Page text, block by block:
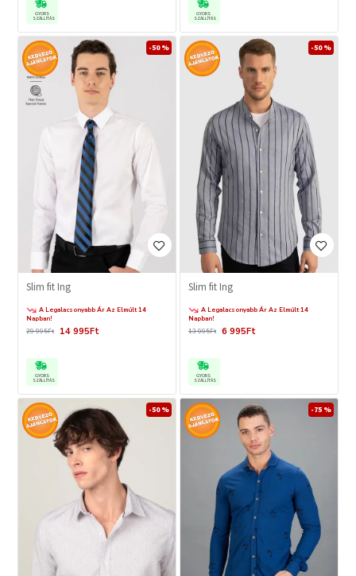
GYORS
SZÁLLÍTÁS
GYORS
SZÁLLÍTÁS
-50 %
Slim fit Ing
A Legalacsonyabb Ár Az Elmúlt 14
Napban!
14 995Ft
29 995Ft
GYORS
SZÁLLÍTÁS
-50 %
Slim fit Ing
A Legalacsonyabb Ár Az Elmúlt 14
Napban!
6 995Ft
13 995Ft
GYORS
SZÁLLÍTÁS
-50 % -75 %